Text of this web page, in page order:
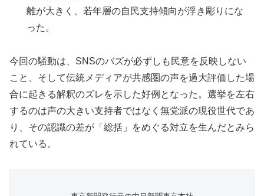
離が大きく、若年層の自民支持傾向が浮き彫りにな
った。
今回の騒動は、SNSのバズが必ずしも民意を反映しない
こと、そして伝統メディアが共感圏の声を過大評価した場
合に起きる解釈のズレを示した好例となった。選挙を左右
するのは声の大きい支持者ではなく無党派の現役世代であ
り、その認識の差が「総括」をめぐる対立を生んだとみら
れている。